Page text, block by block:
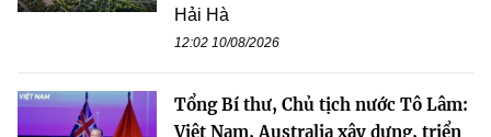
Hải Hà
12:02 10/08/2026
Tổng Bí thư, Chủ tịch nước Tô Lâm:
Việt Nam, Australia xây dựng, triển